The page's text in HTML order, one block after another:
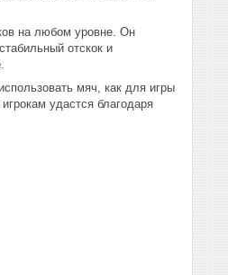
на любом уровне. Он
отскок и
мяч, как для игры
удастся благодаря